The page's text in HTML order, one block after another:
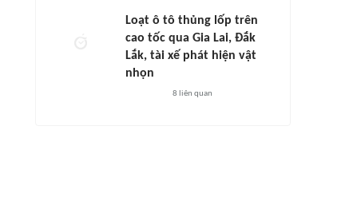
Loạt ô tô thủng lốp trên
cao tốc qua Gia Lai, Đắk
Lắk, tài xế phát hiện vật
nhọn
8 liên quan